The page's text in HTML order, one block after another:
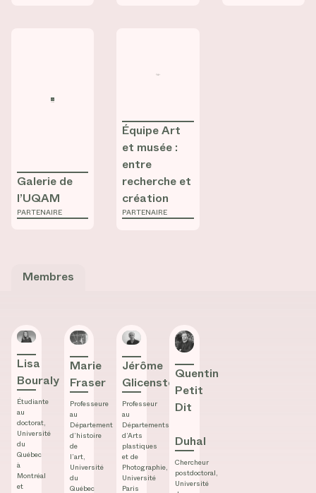
Galerie de
l’UQAM
PARTENAIRE
Équipe Art
et musée :
entre
recherche et
création
PARTENAIRE
Membres
Lisa Bouraly
Lisa
Bouraly
Étudiante
au
doctorat,
Université
du
Québec
à
Montréal
et
Marie Fraser
Marie
Fraser
Professeure
au
Département
d’histoire
de
l’art,
Université
du
Québec
Jérôme Glicenstein
Jérôme
Glicenstein
Professeur
au
Départements
d’Arts
plastiques
et de
Photographie,
Université
Paris
Quentin Petit Dit​ ​Duhal
Quentin
Petit
Dit​
Duhal
Chercheur
postdoctoral,
Université